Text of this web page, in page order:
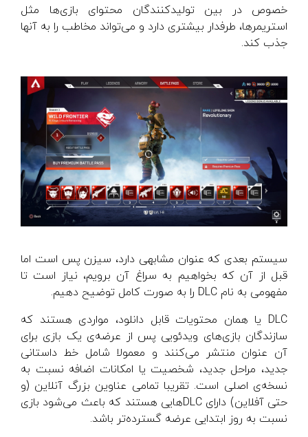
خصوص در بین تولیدکنندگان محتوای بازی‌ها مثل
استریمرها، طرفدار بیشتری دارد و می‌تواند مخاطب را به آنها
جذب کند.
سیستم بعدی که عنوان مشابهی دارد، سیزن پس است اما
قبل از آن که بخواهیم به سراغ آن برویم، نیاز است تا
مفهومی به نام DLC را به صورت کامل توضیح دهیم.
DLC یا همان محتویات قابل دانلود، مواردی هستند که
سازندگان بازی‌های ویدئویی پس از عرضه‌ی یک بازی برای
آن عنوان منتشر می‌کنند و معمولا شامل خط داستانی
جدید، مراحل جدید، شخصیت یا امکانات اضافه نسبت به
نسخه‌ی اصلی است. تقریبا تمامی عناوین بزرگ آنلاین (و
حتی آفلاین) دارای DLC‌هایی هستند که باعث می‌شود بازی
نسبت به روز ابتدایی عرضه گسترده‌تر باشد.